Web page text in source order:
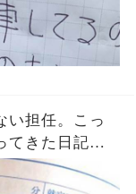
い担任。こっ
てきた日記が